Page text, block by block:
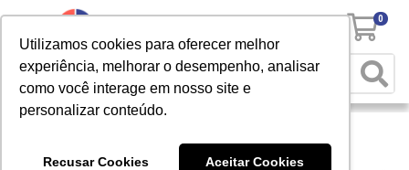
Utilizamos cookies para oferecer melhor
experiência, melhorar o desempenho, analisar
como você interage em nosso site e
personalizar conteúdo.
Recusar Cookies Aceitar Cookies
0